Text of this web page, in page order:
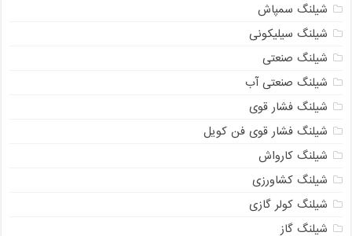
شیلنگ سمپاش
شیلنگ سیلیکونی
شیلنگ صنعتی
شیلنگ صنعتی آب
شیلنگ فشار قوی
شیلنگ فشار قوی فن کویل
شیلنگ کارواش
شیلنگ کشاورزی
شیلنگ کولر گازی
شیلنگ گاز